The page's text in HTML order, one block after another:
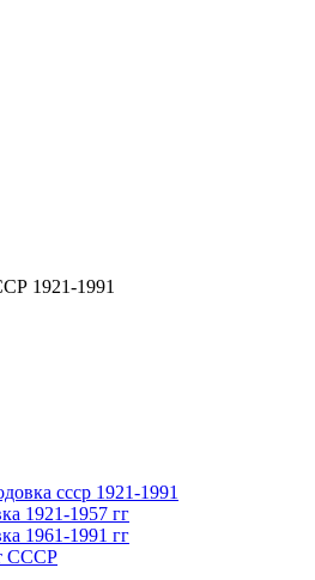
1921-1991
ссср 1921-1991
1921-1957 гг
1961-1991 гг
СССР